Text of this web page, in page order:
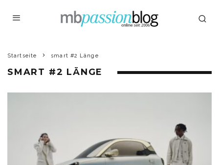
Startseite smart #2 Länge
SMART #2 LÄNGE